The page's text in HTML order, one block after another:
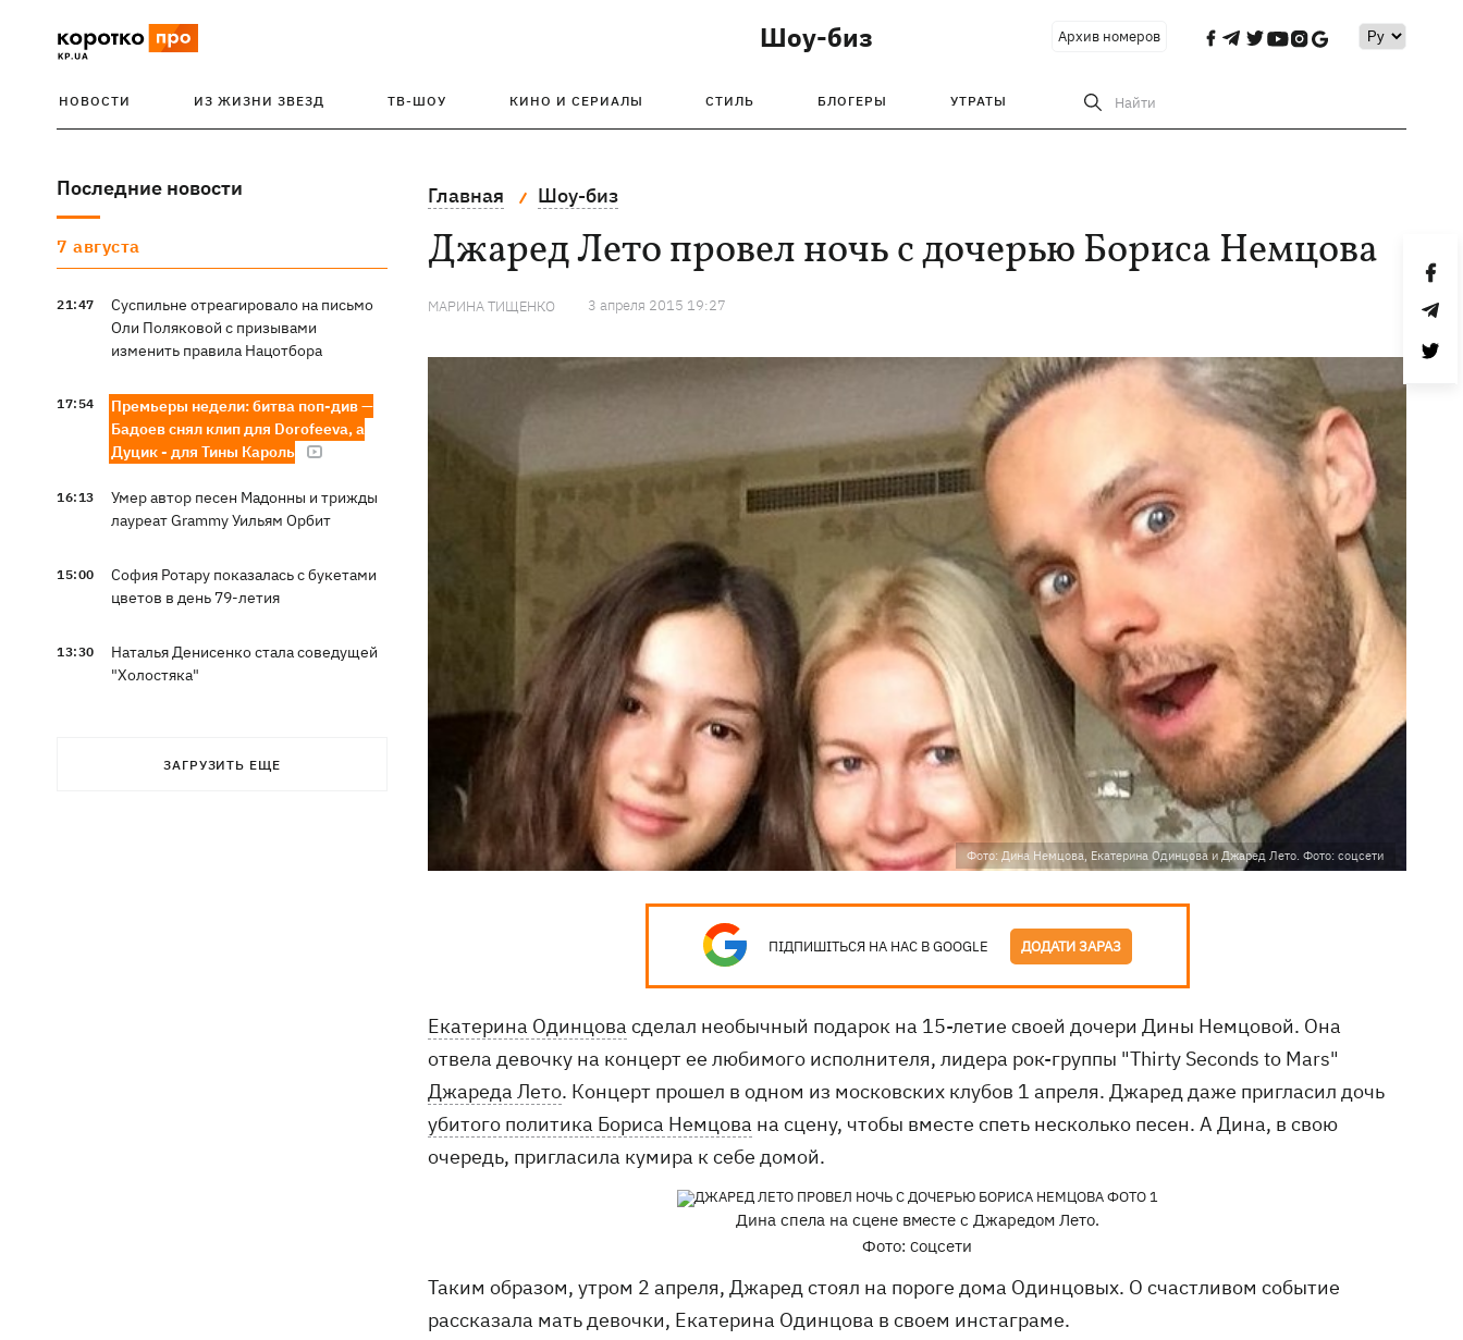
Шоу-биз Архив номеров
НОВОСТИ ИЗ ЖИЗНИ ЗВЕЗД ТВ-ШОУ КИНО И СЕРИАЛЫ СТИЛЬ БЛОГЕРЫ УТРАТЫ Найти
Последние новости
7 августа
21:47
Суспильне отреагировало на письмо
Оли Поляковой с призывами
изменить правила Нацотбора
17:54
Премьеры недели: битва поп-див —
Бадоев снял клип для Dorofeeva, а
Дуцик - для Тины Кароль
16:13
Умер автор песен Мадонны и трижды
лауреат Grammy Уильям Орбит
15:00
София Ротару показалась с букетами
цветов в день 79-летия
13:30
Наталья Денисенко стала соведущей
"Холостяка"
ЗАГРУЗИТЬ ЕЩЕ
Главная Шоу-биз
Джаред Лето провел ночь с дочерью Бориса Немцова
МАРИНА ТИЩЕНКО 3 апреля 2015 19:27
Фото: Дина Немцова, Екатерина Одинцова и Джаред Лето. Фото: соцсети
ПІДПИШІТЬСЯ НА НАС В GOOGLE ДОДАТИ ЗАРАЗ
Екатерина Одинцова сделал необычный подарок на 15-летие своей дочери Дины Немцовой. Она
отвела девочку на концерт ее любимого исполнителя, лидера рок-группы "Thirty Seconds to Mars"
Джареда Лето. Концерт прошел в одном из московских клубов 1 апреля. Джаред даже пригласил дочь
убитого политика Бориса Немцова на сцену, чтобы вместе спеть несколько песен. А Дина, в свою
очередь, пригласила кумира к себе домой.
Дина спела на сцене вместе с Джаредом Лето.
Фото: Соцсети
Таким образом, утром 2 апреля, Джаред стоял на пороге дома Одинцовых. О счастливом событие
рассказала мать девочки, Екатерина Одинцова в своем инстаграме.